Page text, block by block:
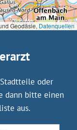
Geodäsie,Datenquellen
oder
dann bitte einen
aus.